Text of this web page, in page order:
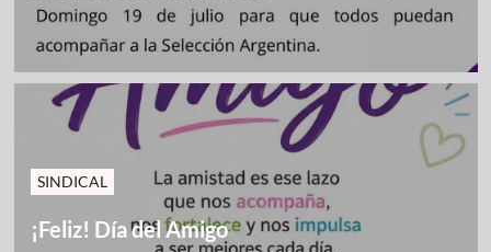
SINDICAL
¡Feliz! Día del Amigo